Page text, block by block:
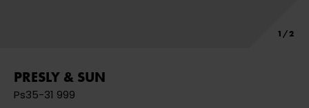
PRESLY & SUN
Ps35-31 999